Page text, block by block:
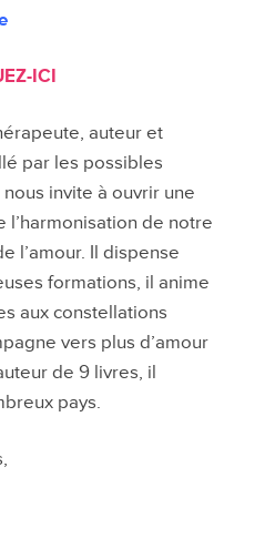
ICI
auteur et
par les possibles
invite à ouvrir une
l’harmonisation de notre
l’amour. Il dispense
formations, il anime
aux constellations
vers plus d’amour
de 9 livres, il
pays.